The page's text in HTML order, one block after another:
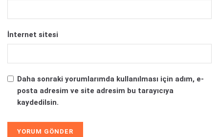
İnternet sitesi
Daha sonraki yorumlarımda kullanılması için adım, e-
posta adresim ve site adresim bu tarayıcıya
kaydedilsin.